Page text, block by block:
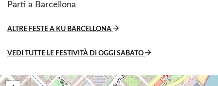
Parti a Barcellona
ALTRE FESTE A KU BARCELLONA
VEDI TUTTE LE FESTIVITÀ DI OGGI SABATO